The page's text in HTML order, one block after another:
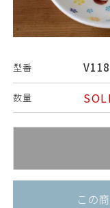
型番
数量
この